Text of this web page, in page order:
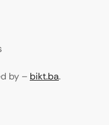
by – bikt.ba.